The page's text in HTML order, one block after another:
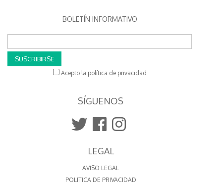
BOLETÍN INFORMATIVO
SUSCRIBIRSE
Acepto la política de privacidad
SÍGUENOS
LEGAL
AVISO LEGAL
POLITICA DE PRIVACIDAD